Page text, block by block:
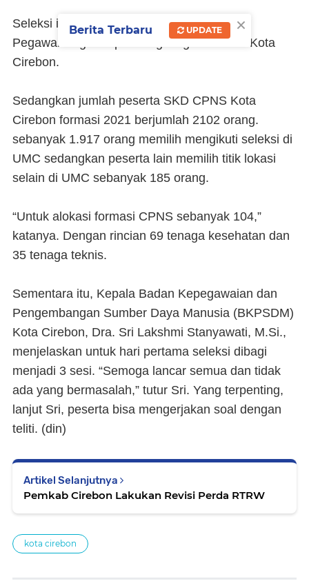
Seleksi ini juga untuk memenuhi kebutuhan
Pegawai Negeri Sipil di lingkungan Pemda Kota
Cirebon.
Sedangkan jumlah peserta SKD CPNS Kota
Cirebon formasi 2021 berjumlah 2102 orang.
sebanyak 1.917 orang memilih mengikuti seleksi di
UMC sedangkan peserta lain memilih titik lokasi
selain di UMC sebanyak 185 orang.
“Untuk alokasi formasi CPNS sebanyak 104,”
katanya. Dengan rincian 69 tenaga kesehatan dan
35 tenaga teknis.
Sementara itu, Kepala Badan Kepegawaian dan
Pengembangan Sumber Daya Manusia (BKPSDM)
Kota Cirebon, Dra. Sri Lakshmi Stanyawati, M.Si.,
menjelaskan untuk hari pertama seleksi dibagi
menjadi 3 sesi. “Semoga lancar semua dan tidak
ada yang bermasalah,” tutur Sri. Yang terpenting,
lanjut Sri, peserta bisa mengerjakan soal dengan
teliti. (din)
Artikel Selanjutnya
Pemkab Cirebon Lakukan Revisi Perda RTRW
kota cirebon
×
Berita Terbaru UPDATE